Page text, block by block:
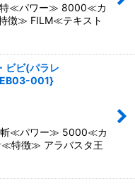
≪パワー≫ 8000≪カ
≫ FILM≪テキスト
ビビ(パラレ
001}
≪パワー≫ 5000≪カ
特徴≫ アラバスタ王